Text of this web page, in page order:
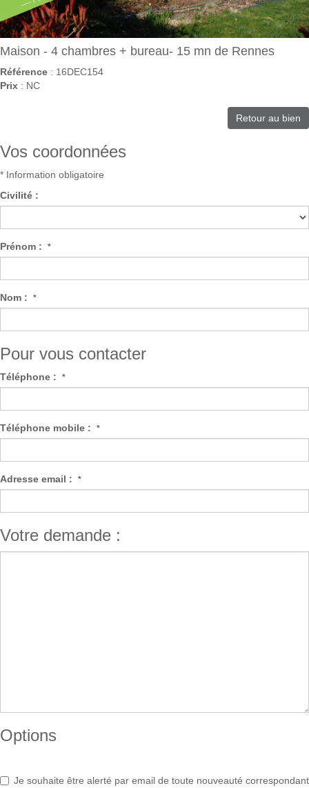
Maison - 4 chambres + bureau- 15 mn de Rennes
Référence : 16DEC154
Prix : NC
Retour au bien
Vos coordonnées
* Information obligatoire
Civilité :
Prénom : *
Nom : *
Pour vous contacter
Téléphone : *
Téléphone mobile : *
Adresse email : *
Votre demande :
Options
Je souhaite être alerté par email de toute nouveauté correspondant